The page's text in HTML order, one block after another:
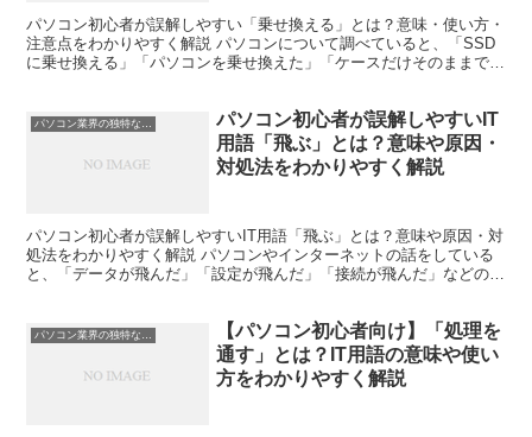
パソコン初心者が誤解しやすい「乗せ換える」とは？意味・使い方・
注意点をわかりやすく解説 パソコンについて調べていると、「SSD
に乗せ換える」「パソコンを乗せ換えた」「ケースだけそのままで中
パソコン初心者が誤解しやすいIT
用語「飛ぶ」とは？意味や原因・
対処法をわかりやすく解説
パソコン初心者が誤解しやすいIT用語「飛ぶ」とは？意味や原因・対
処法をわかりやすく解説 パソコンやインターネットの話をしている
と、「データが飛んだ」「設定が飛んだ」「接続が飛んだ」などの言
【パソコン初心者向け】「処理を
通す」とは？IT用語の意味や使い
方をわかりやすく解説